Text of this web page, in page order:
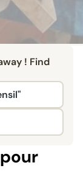
! Find